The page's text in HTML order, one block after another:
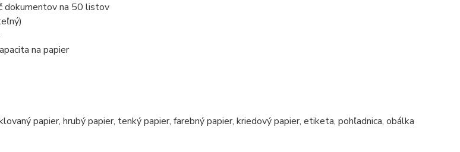
dokumentov na 50 listov
na papier
papier, hrubý papier, tenký papier, farebný papier, kriedový papier, etiketa, pohľadnica, obálka